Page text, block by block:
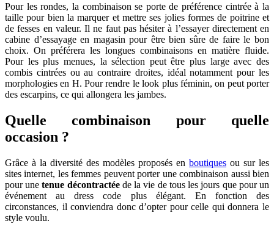
Pour les rondes, la combinaison se porte de préférence cintrée à la
taille pour bien la marquer et mettre ses jolies formes de poitrine et
de fesses en valeur. Il ne faut pas hésiter à l’essayer directement en
cabine d’essayage en magasin pour être bien sûre de faire le bon
choix. On préférera les longues combinaisons en matière fluide.
Pour les plus menues, la sélection peut être plus large avec des
combis cintrées ou au contraire droites, idéal notamment pour les
morphologies en H. Pour rendre le look plus féminin, on peut porter
des escarpins, ce qui allongera les jambes.
Quelle combinaison pour quelle
occasion ?
Grâce à la diversité des modèles proposés en boutiques ou sur les
sites internet, les femmes peuvent porter une combinaison aussi bien
pour unetenue décontractéede la vie de tous les jours que pour un
événement au dress code plus élégant. En fonction des
circonstances, il conviendra donc d’opter pour celle qui donnera le
style voulu.